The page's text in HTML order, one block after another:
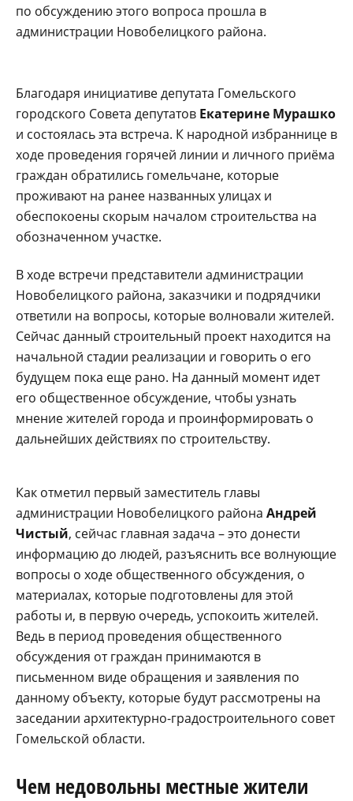
по обсуждению этого вопроса прошла в
администрации Новобелицкого района.
Благодаря инициативе депутата Гомельского
городского Совета депутатов Екатерине Мурашко
и состоялась эта встреча. К народной избраннице в
ходе проведения горячей линии и личного приёма
граждан обратились гомельчане, которые
проживают на ранее названных улицах и
обеспокоены скорым началом строительства на
обозначенном участке.
В ходе встречи представители администрации
Новобелицкого района, заказчики и подрядчики
ответили на вопросы, которые волновали жителей.
Сейчас данный строительный проект находится на
начальной стадии реализации и говорить о его
будущем пока еще рано. На данный момент идет
его общественное обсуждение, чтобы узнать
мнение жителей города и проинформировать о
дальнейших действиях по строительству.
Как отметил первый заместитель главы
администрации Новобелицкого района Андрей
Чистый, сейчас главная задача – это донести
информацию до людей, разъяснить все волнующие
вопросы о ходе общественного обсуждения, о
материалах, которые подготовлены для этой
работы и, в первую очередь, успокоить жителей.
Ведь в период проведения общественного
обсуждения от граждан принимаются в
письменном виде обращения и заявления по
данному объекту, которые будут рассмотрены на
заседании архитектурно-градостроительного совет
Гомельской области.
Чем недовольны местные жители